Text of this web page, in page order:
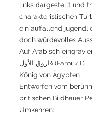
links dargestellt und
charakteristischen
ein auffallend
doch würdevolles
Auf Arabisch
فاروق الأول (Farouk I.)
König von Ägypten
Entworfen vom
britischen Bildhauer
Umkehren: